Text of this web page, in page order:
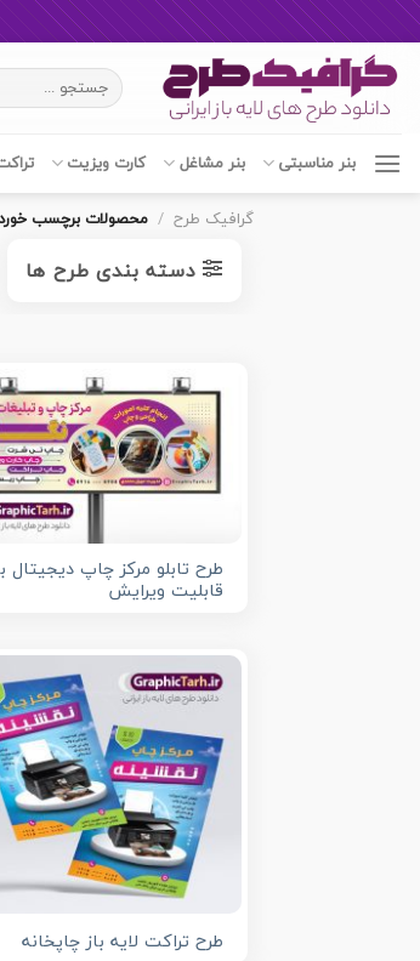
content
جستجو
برای:
بنر مناسبتی بنر مشاغل کارت ویزیت
گرافیک طرح / محصولات برچسب
دسته بندی طرح ها
طرح تابلو مرکز چاپ دیجیتال
قابلیت ویرایش
طرح تراکت لایه باز چاپخانه